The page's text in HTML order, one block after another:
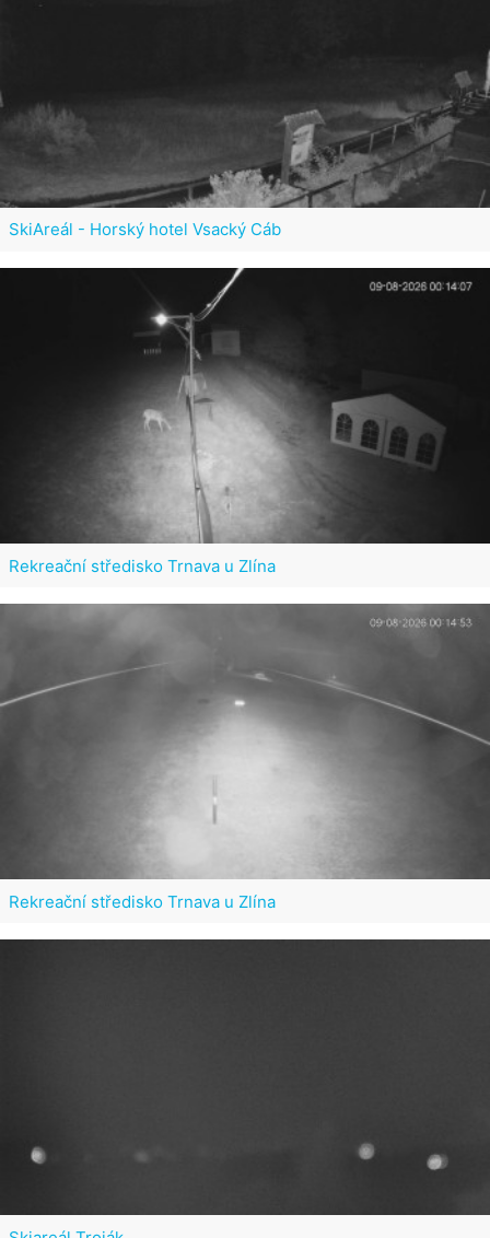
SkiAreál - Horský hotel Vsacký Cáb
Rekreační středisko Trnava u Zlína
Rekreační středisko Trnava u Zlína